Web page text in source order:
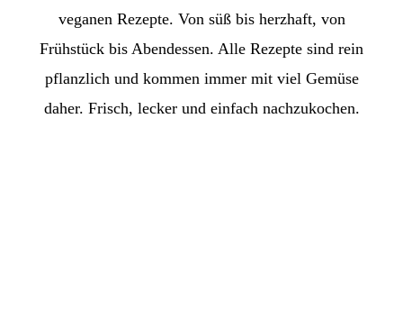
About me
Kontakt
Work with me
veganen Rezepte. Von süß bis herzhaft, von
Frühstück bis Abendessen. Alle Rezepte sind rein
pflanzlich und kommen immer mit viel Gemüse
daher. Frisch, lecker und einfach nachzukochen.